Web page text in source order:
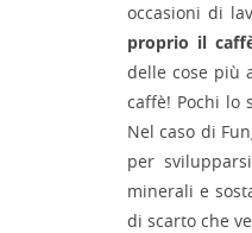
occasioni di
proprio il
delle cose più
caffè! Pochi lo
Nel caso di
per
minerali e
di scarto che